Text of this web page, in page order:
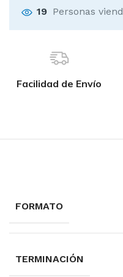
19 Personas
Facilidad de Envío
FORMATO
TERMINACIÓN